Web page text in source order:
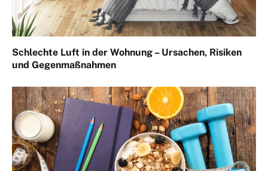
Schlechte Luft in der Wohnung – Ursachen, Risiken
und Gegenmaßnahmen